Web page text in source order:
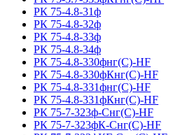
РК 75-4.8-31ф
РК 75-4.8-32ф
РК 75-4.8-33ф
РК 75-4.8-34ф
РК 75-4.8-330фнг(С)-HF
РК 75-4.8-330фКнг(С)-HF
РК 75-4.8-331фнг(С)-HF
РК 75-4.8-331фКнг(С)-HF
РК 75-7-323ф-Снг(С)-HF
РК 75-7-323фК-Снг(С)-HF